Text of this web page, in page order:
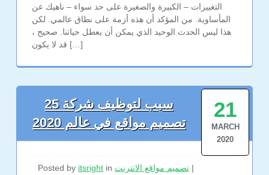
التغييرات – الكبيرة والصغيرة على حد سواء – ناهيك عن
المأساوية. من المؤكد أن هذه أزمة على نطاق عالمي. لكن
هذا ليس الحدث الوحيد الذي يمكن أن يعطل حياتنا. صحيح ،
قد لا يكون […]
21
MARCH
2020
25 سبب لتوظيف شركة
تصميم مواقع في عالم 2020
Posted by itsrightin تصميم مواقع الانترنت|